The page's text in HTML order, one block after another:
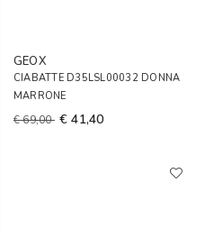
GEOX
CIABATTE D35LSL00032 DONNA
MARRONE
€ 69,00 € 41,40